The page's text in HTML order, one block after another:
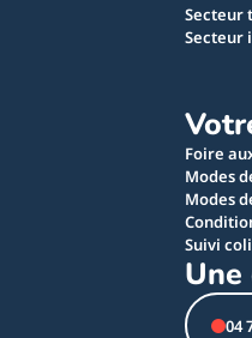
Secteur
Secteur
Foire
Modes
Modes
Suivi
Une
04